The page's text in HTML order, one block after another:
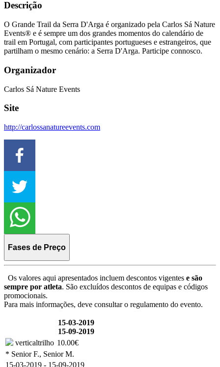
Descrição
O Grande Trail da Serra D'Arga é organizado pela Carlos Sá Nature
Events® e é sempre um dos grandes momentos do calendário de
trail em Portugal, com participantes portugueses e estrangeiros, que
partilham o mesmo cenário: a Serra D'Arga. Participe connosco.
Organizador
Carlos Sá Nature Events
Site
http://carlossanatureevents.com
Fases de Preço
Os valores aqui apresentados incluem descontos vigentes e são
sempre por atleta. São excluídos descontos de equipas e códigos
promocionais.
Para mais informações, deve consultar o regulamento do evento.
15-03-2019
15-09-2019
verticaltrilho 10.00€
* Senior F., Senior M.
15-03-2019 - 15-09-2019